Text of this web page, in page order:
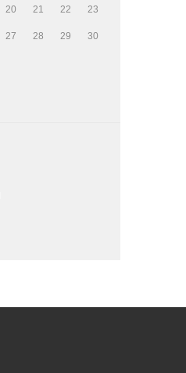
20 21 22 23
27 28 29 30